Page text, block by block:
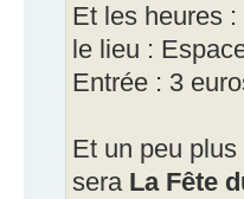
Et les heures
le lieu :
Entrée : 3
Et un peu
sera La Fête